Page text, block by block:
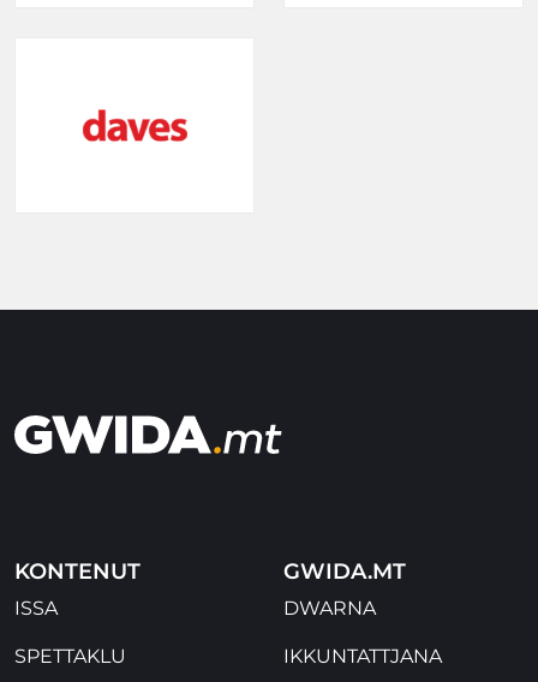
KONTENUT
ISSA
SPETTAKLU
GWIDA.MT
DWARNA
IKKUNTATTJANA